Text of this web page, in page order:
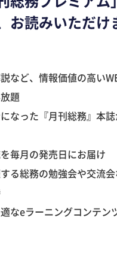
お読みいただけ
など、情報価値の高い
題
なった『月刊総務』本
毎月の発売日にお届け
る総務の勉強会や交流
なeラーニングコンテン